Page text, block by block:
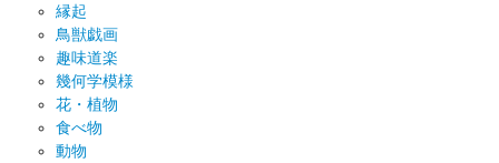
縁起
鳥獣戯画
趣味道楽
幾何学模様
花・植物
食べ物
動物